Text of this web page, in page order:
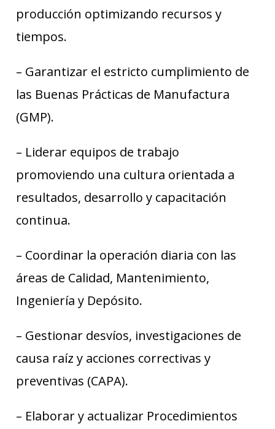
producción optimizando recursos y
tiempos.
– Garantizar el estricto cumplimiento de
las Buenas Prácticas de Manufactura
(GMP).
– Liderar equipos de trabajo
promoviendo una cultura orientada a
resultados, desarrollo y capacitación
continua.
– Coordinar la operación diaria con las
áreas de Calidad, Mantenimiento,
Ingeniería y Depósito.
– Gestionar desvíos, investigaciones de
causa raíz y acciones correctivas y
preventivas (CAPA).
– Elaborar y actualizar Procedimientos